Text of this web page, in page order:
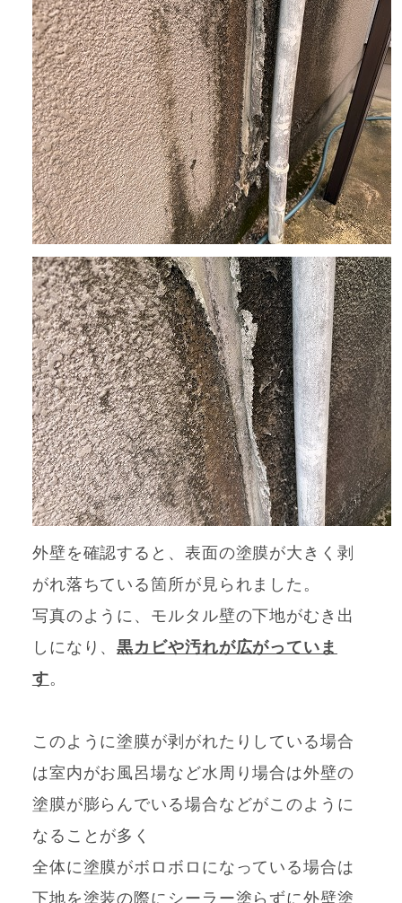
外壁を確認すると、表面の塗膜が大きく剥
がれ落ちている箇所が見られました。
写真のように、モルタル壁の下地がむき出
しになり、黒カビや汚れが広がっていま
す。
このように塗膜が剥がれたりしている場合
は室内がお風呂場など水周り場合は外壁の
塗膜が膨らんでいる場合などがこのように
なることが多く
全体に塗膜がボロボロになっている場合は
下地を塗装の際にシーラー塗らずに外壁塗